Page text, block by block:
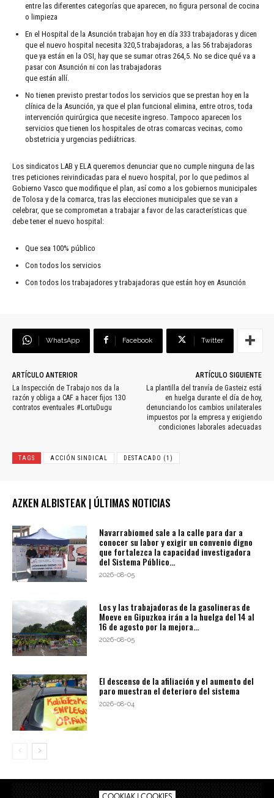
entre las diferentes categorías que aparecen, no figura personal de cocina
o limpieza
En el Hospital de la Asunción trabajan hoy en día 333 trabajadoras y dicen
que el nuevo hospital necesita 320,5 trabajadoras, a las 56 trabajadoras
que ya están en la OSI, hay que se sumar otras 264,5. No se dice qué va a
pasar con Asunción ni con las trabajadoras
que están allí.
No tienen previsto prestar todos los servicios que se prestan hoy en la
clínica de la Asunción, ya que el plan funcional elimina, entre otros, toda
intervención quirúrgica que necesite ingreso. Tampoco aparecen los
servicios que tienen los hospitales de otras comarcas vecinas, como
obstetricia y urgencias pediátricas.
Los sindicatos LAB y ELA queremos denunciar que no cumple ninguna de las
tres peticiones reivindicadas para el nuevo hospital, por lo que pedimos al
Gobierno Vasco que modifique el plan, así como a los gobiernos municipales
de Tolosa y de la comarca, tras las elecciones municipales que se van a
celebrar, que se comprometan a trabajar a favor de las características que
debe tener el nuevo hospital:
Que sea 100% público
Con todos los servicios
Con todos los trabajadores y trabajadoras que están hoy en Asunción
WhatsApp Facebook Twitter
ARTÍCULO ANTERIOR
La Inspección de Trabajo nos da la
razón y obliga a CAF a hacer fijos 130
contratos eventuales #LortuDugu
ARTÍCULO SIGUIENTE
La plantilla del tranvía de Gasteiz está
en huelga durante el día de hoy,
denunciando los cambios unilaterales
impuestos por la empresa y exigiendo
condiciones laborales adecuadas
TAGS ACCIÓN SINDICAL DESTACADO (1)
AZKEN ALBISTEAK | ÚLTIMAS NOTICIAS
Navarrabiomed sale a la calle para dar a
conocer su labor y exigir un convenio digno
que fortalezca la capacidad investigadora
del Sistema Público...
2026-08-05
Los y las trabajadoras de la gasolineras de
Moeve en Gipuzkoa irán a la huelga del 14 al
16 de agosto por la mejora...
2026-08-05
El descenso de la afiliación y el aumento del
paro muestran el deterioro del sistema
2026-08-04